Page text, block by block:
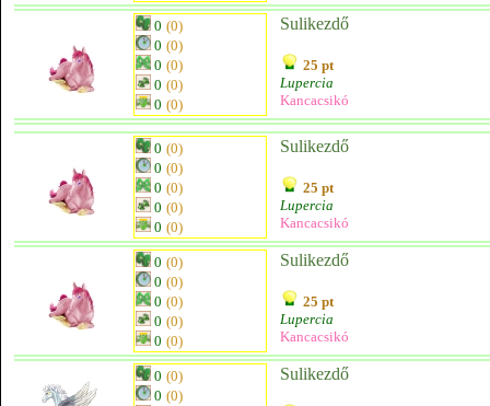
0 (0)
0 (0)
0 (0)
0 (0)
0 (0)
Sulikezdő
25 pt
Lupercia
Kancacsikó
0 (0)
0 (0)
0 (0)
0 (0)
0 (0)
Sulikezdő
25 pt
Lupercia
Kancacsikó
0 (0)
0 (0)
0 (0)
0 (0)
0 (0)
Sulikezdő
25 pt
Lupercia
Kancacsikó
0 (0)
0 (0)
Sulikezdő